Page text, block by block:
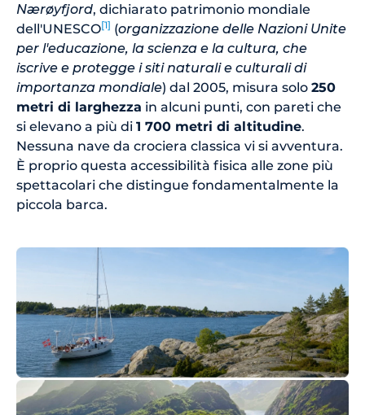
Nærøyfjord, dichiarato patrimonio mondiale
dell'UNESCO[1] (organizzazione delle Nazioni Unite
per l'educazione, la scienza e la cultura, che
iscrive e protegge i siti naturali e culturali di
importanza mondiale) dal 2005, misura solo 250
metri di larghezza in alcuni punti, con pareti che
si elevano a più di 1 700 metri di altitudine.
Nessuna nave da crociera classica vi si avventura.
È proprio questa accessibilità fisica alle zone più
spettacolari che distingue fondamentalmente la
piccola barca.